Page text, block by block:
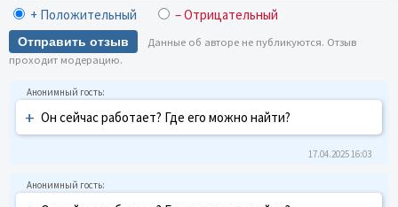
+ Положительный – Отрицательный
Отправить отзыв
Данные об авторе не публикуются. Отзыв
проходит модерацию.
+ Он сейчас работает? Где его можно найти?
17.04.2025 16:03